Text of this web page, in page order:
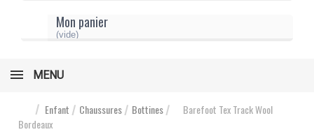
Mon panier
(vide)
MENU
Enfant Chaussures Bottines
Barefoot Tex Track Wool
Bordeaux